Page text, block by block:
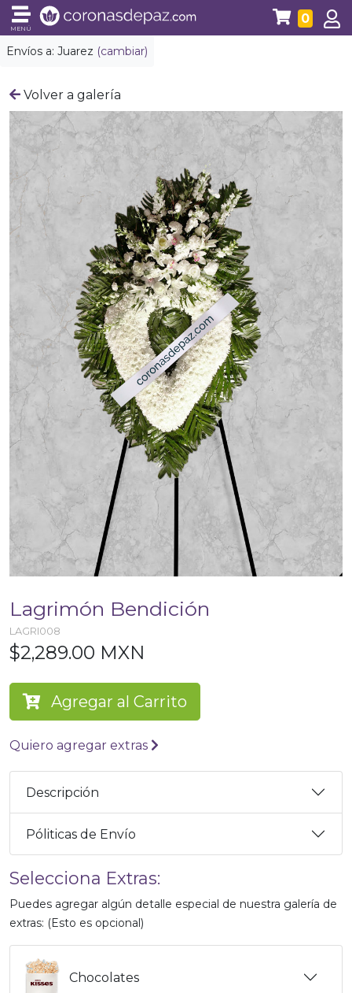
Envíos a: Juarez (cambiar)
MENÚ
0
Volver a galería
Lagrimón Bendición
LAGRI008
$2,289.00 MXN
Agregar al Carrito
Quiero agregar extras
Descripción
Póliticas de Envío
Selecciona Extras:
Puedes agregar algún detalle especial de nuestra galería de
extras: (Esto es opcional)
Chocolates